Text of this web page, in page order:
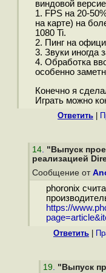
виндовой
1. FPS на 20-
на карте) на
1080 Ti.
2. Пинг на
3. Звуки иногда
4. Обработка
особенно
Конечно я
Играть можно
Ответить
14. "Выпуск
реализацией
Сообщение от
phoronix
https://
Ответить
19. "Выпуск